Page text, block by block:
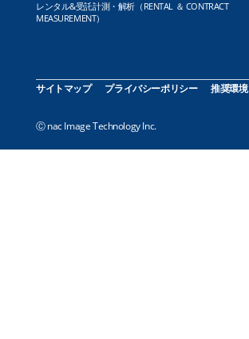
レンタル&受託計測・解析（RENTAL ＆ CONTRACT
MEASUREMENT）
サイトマップ プライバシーポリシー 推奨環境
Ⓒ nac Image Technology Inc.